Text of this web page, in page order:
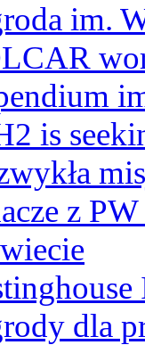
im.
is
z
dla